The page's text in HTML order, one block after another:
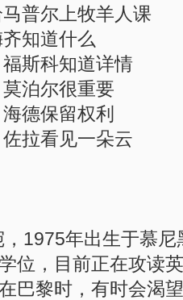
普尔上牧羊人课
知道什么
斯科知道详情
泊尔很重要
德保留权利
拉看见一朵云
，1975年出生于慕
位，目前正在攻读
黎时，有时会渴